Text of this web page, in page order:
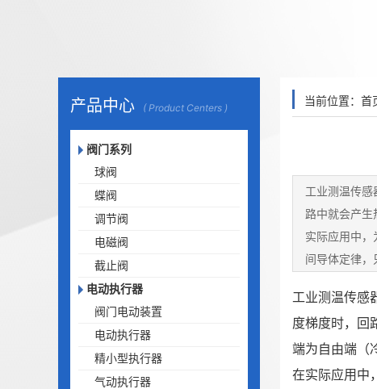
产品中心 ( Product Centers )
阀门系列
球阀
蝶阀
调节阀
电磁阀
截止阀
电动执行器
阀门电动装置
电动执行器
精小型执行器
气动执行器
当前位置： 首
工业测温传
路中就会产
实际应用中
间导体定律
工业测温传感
度梯度时，回
端为自由端（
在实际应用中